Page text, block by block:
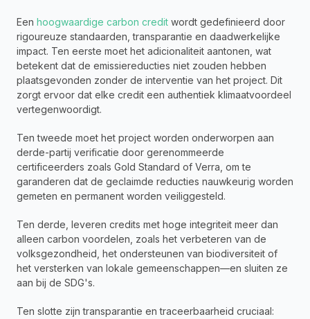
Een hoogwaardige carbon credit wordt gedefinieerd door
rigoureuze standaarden, transparantie en daadwerkelijke
impact. Ten eerste moet het adicionaliteit aantonen, wat
betekent dat de emissiereducties niet zouden hebben
plaatsgevonden zonder de interventie van het project. Dit
zorgt ervoor dat elke credit een authentiek klimaatvoordeel
vertegenwoordigt.
Ten tweede moet het project worden onderworpen aan
derde-partij verificatie door gerenommeerde
certificeerders zoals Gold Standard of Verra, om te
garanderen dat de geclaimde reducties nauwkeurig worden
gemeten en permanent worden veiliggesteld.
Ten derde, leveren credits met hoge integriteit meer dan
alleen carbon voordelen, zoals het verbeteren van de
volksgezondheid, het ondersteunen van biodiversiteit of
het versterken van lokale gemeenschappen—en sluiten ze
aan bij de SDG's.
Ten slotte zijn transparantie en traceerbaarheid cruciaal: